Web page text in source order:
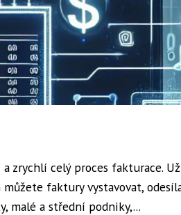
zrychlí celý proces fakturace.
faktury vystavovat,
malé a střední podniky,...